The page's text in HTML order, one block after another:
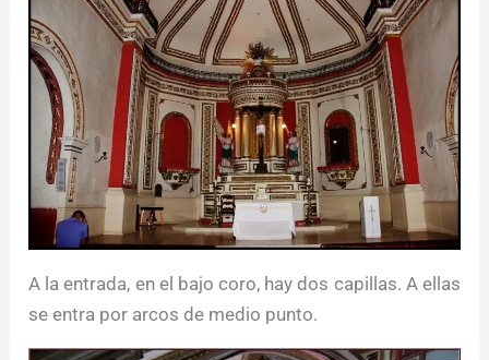
A la entrada, en el bajo coro, hay dos capillas. A ellas
se entra por arcos de medio punto.